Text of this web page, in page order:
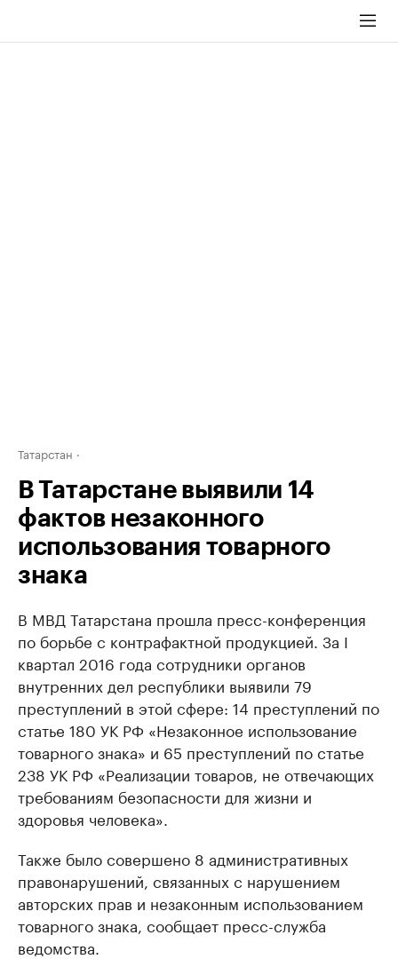
Татарстан
В Татарстане выявили 14
фактов незаконного
использования товарного
знака
В МВД Татарстана прошла пресс-конференция
по борьбе с контрафактной продукцией. За I
квартал 2016 года сотрудники органов
внутренних дел республики выявили 79
преступлений в этой сфере: 14 преступлений по
статье 180 УК РФ «Незаконное использование
товарного знака» и 65 преступлений по статье
238 УК РФ «Реализации товаров, не отвечающих
требованиям безопасности для жизни и
здоровья человека».
Также было совершено 8 административных
правонарушений, связанных с нарушением
авторских прав и незаконным использованием
товарного знака, сообщает пресс-служба
ведомства.